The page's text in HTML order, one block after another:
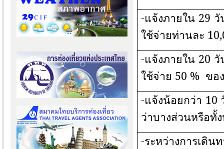
-แจ้งภายใน 29 วั
ใช้จ่ายท่านละ
-แจ้งภายใน 20 วั
ใช้จ่าย 50 % ขอ
-แจ้งน้อยกว่า 10
ว่าบางส่วนหรือทั้
-ระหว่างการเดิ